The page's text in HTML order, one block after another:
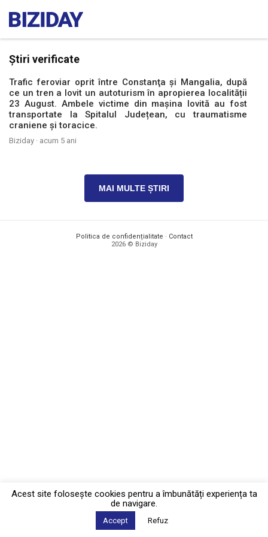
Știri verificate
Trafic feroviar oprit între Constanţa şi Mangalia, după
ce un tren a lovit un autoturism în apropierea localității
23 August. Ambele victime din mașina lovită au fost
transportate la Spitalul Județean, cu traumatisme
craniene și toracice.
Biziday · acum 5 ani
MAI MULTE ȘTIRI
Politica de confidențialitate · Contact
2026 © Biziday
Acest site foloseşte cookies pentru a îmbunătăți experiența ta
de navigare.
Accept Refuz